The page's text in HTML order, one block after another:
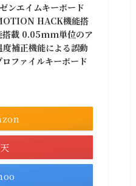
ンエイムキーボード
HACK機能搭
搭載 0.05mm単位のア
補正機能による誤動
ファイルキーボード